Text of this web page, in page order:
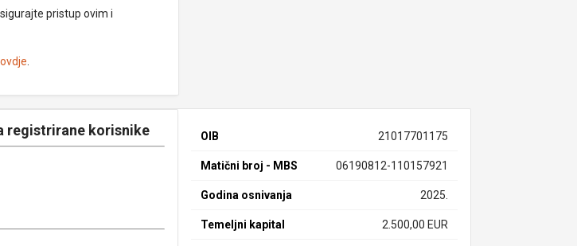
pristup ovim i
registrirane korisnike OIB 21017701175
Matični broj - MBS 06190812-110157921
Godina osnivanja 2025.
Temeljni kapital 2.500,00 EUR